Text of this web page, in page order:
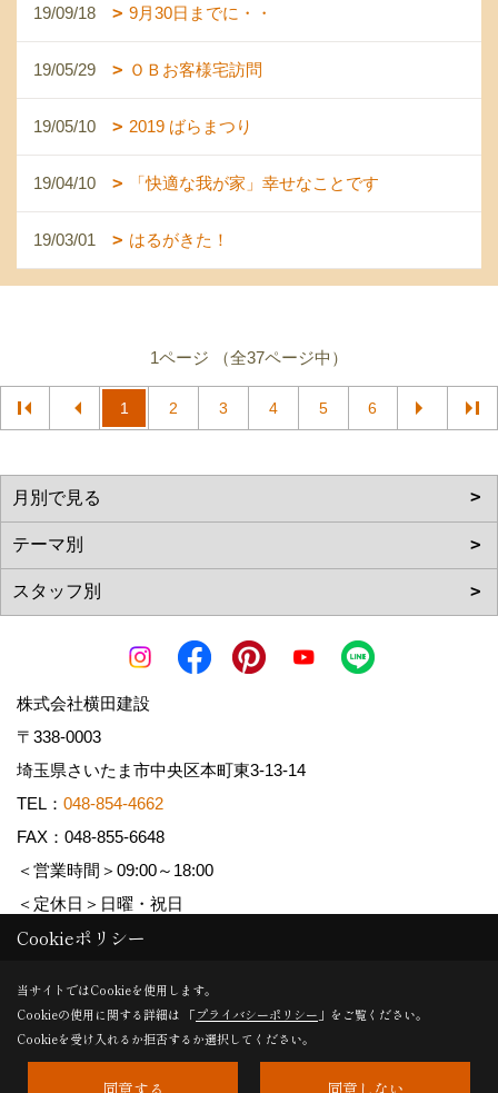
19/09/18 9月30日までに・・
19/05/29 ＯＢお客様宅訪問
19/05/10 2019 ばらまつり
19/04/10 「快適な我が家」幸せなことです
19/03/01 はるがきた！
1ページ （全37ページ中）
1 2 3 4 5 6
株式会社横田建設
〒338-0003
埼玉県さいたま市中央区本町東3-13-14
TEL： 048-854-4662
FAX：048-855-6648
＜営業時間＞09:00～18:00
＜定休日＞日曜・祝日
Copyright (c) YOKOTA Kensetsu Co.,Ltd. All Rights Reserved.
Produced byゴデスクリエイト
Cookieポリシー
当サイトではCookieを使用します。
Cookieの使用に関する詳細は 「プライバシーポリシー 」をご覧ください。
Cookieを受け入れるか拒否するか選択してください。
同意する 同意しない